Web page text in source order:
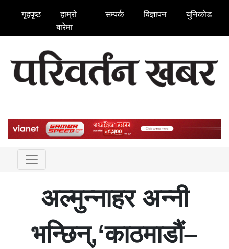
गृहपृष्ठ
हाम्रो
बारेमा
सम्पर्क विज्ञापन युनिकोड
अल्मुन्नाहर अन्नी
भन्छिन्,‘काठमाडौं–